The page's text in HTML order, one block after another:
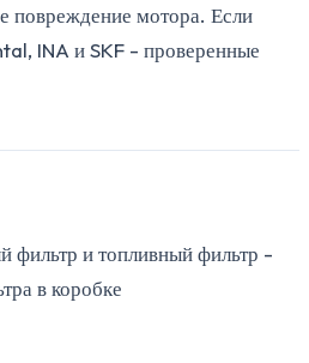
повреждение мотора. Если
INA и SKF - проверенные
фильтр и топливный фильтр -
в коробке